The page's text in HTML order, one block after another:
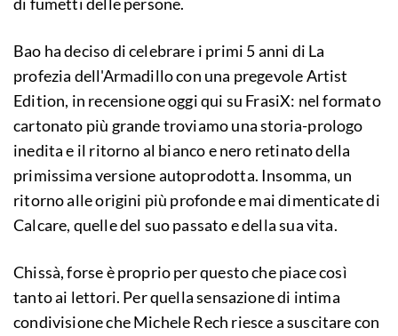
Bao ha deciso di celebrare i primi 5 anni di La
profezia dell'Armadillo con una pregevole Artist
Edition, in recensione oggi qui su FrasiX: nel formato
cartonato più grande troviamo una storia-prologo
inedita e il ritorno al bianco e nero retinato della
primissima versione autoprodotta. Insomma, un
ritorno alle origini più profonde e mai dimenticate di
Calcare, quelle del suo passato e della sua vita.
Chissà, forse è proprio per questo che piace così
tanto ai lettori. Per quella sensazione di intima
condivisione che Michele Rech riesce a suscitare con